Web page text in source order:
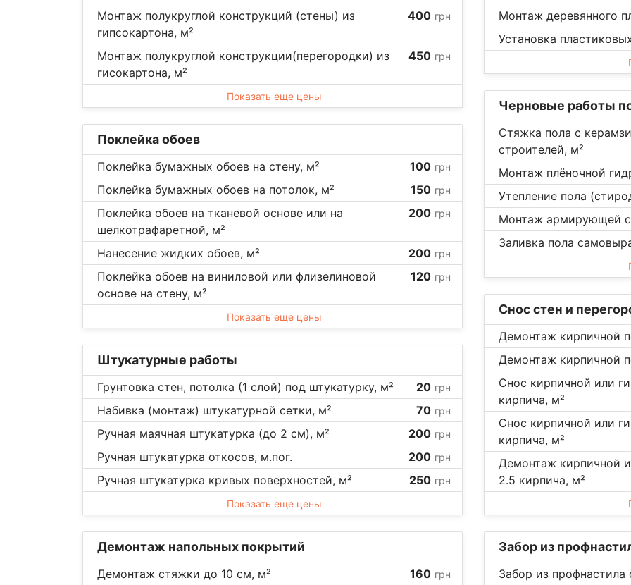
Монтаж полукруглой конструкций (стены) из
гипсокартона, м²
400 грн
Монтаж полукруглой конструкции(перегородки) из
гисокартона, м²
450 грн
Показать еще цены
Поклейка обоев
Поклейка бумажных обоев на стену, м² 100 грн
Поклейка бумажных обоев на потолок, м² 150 грн
Поклейка обоев на тканевой основе или на
шелкотрафаретной, м²
200 грн
Нанесение жидких обоев, м² 200 грн
Поклейка обоев на виниловой или флизелиновой
основе на стену, м²
120 грн
Показать еще цены
Штукатурные работы
Грунтовка стен, потолка (1 слой) под штукатурку, м² 20 грн
Набивка (монтаж) штукатурной сетки, м² 70 грн
Ручная маячная штукатурка (до 2 см), м² 200 грн
Ручная штукатурка откосов, м.пог. 200 грн
Ручная штукатурка кривых поверхностей, м² 250 грн
Показать еще цены
Демонтаж напольных покрытий
Демонтаж стяжки до 10 см, м² 160 грн
Монтаж деревянного
Установка
Черновые работы
Стяжка пола с
строителей, м²
Монтаж плёночной
Утепление пола
Монтаж армирующей
Заливка пола
Снос стен и
Демонтаж кирпичной
Демонтаж кирпичной
Снос кирпичной или
кирпича, м²
Снос кирпичной или
кирпича, м²
Демонтаж кирпичной
2.5 кирпича, м²
Забор из
Забор из